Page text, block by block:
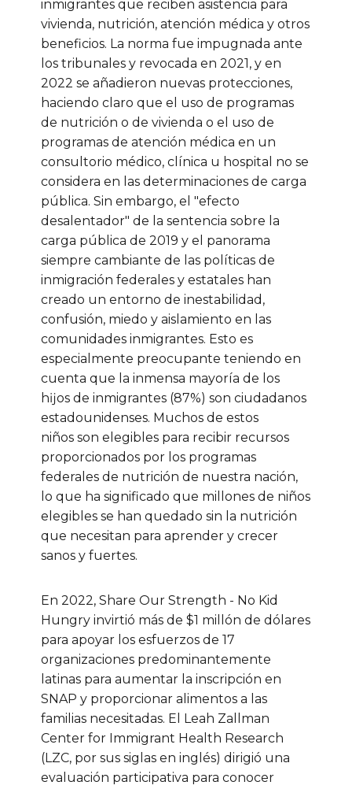
inmigrantes que reciben asistencia para
vivienda, nutrición, atención médica y otros
beneficios. La norma fue impugnada ante
los tribunales y revocada en 2021, y en
2022 se añadieron nuevas protecciones,
haciendo claro que el uso de programas
de nutrición o de vivienda o el uso de
programas de atención médica en un
consultorio médico, clínica u hospital no se
considera en las determinaciones de carga
pública. Sin embargo, el "efecto
desalentador" de la sentencia sobre la
carga pública de 2019 y el panorama
siempre cambiante de las políticas de
inmigración federales y estatales han
creado un entorno de inestabilidad,
confusión, miedo y aislamiento en las
comunidades inmigrantes. Esto es
especialmente preocupante teniendo en
cuenta que la inmensa mayoría de los
hĳos de inmigrantes (87%) son ciudadanos
estadounidenses. Muchos de estos
niños son elegibles para recibir recursos
proporcionados por los programas
federales de nutrición de nuestra nación,
lo que ha significado que millones de niños
elegibles se han quedado sin la nutrición
que necesitan para aprender y crecer
sanos y fuertes.
En 2022, Share Our Strength - No Kid
Hungry invirtió más de $1 millón de dólares
para apoyar los esfuerzos de 17
organizaciones predominantemente
latinas para aumentar la inscripción en
SNAP y proporcionar alimentos a las
familias necesitadas. El Leah Zallman
Center for Immigrant Health Research
(LZC, por sus siglas en inglés) dirigió una
evaluación participativa para conocer